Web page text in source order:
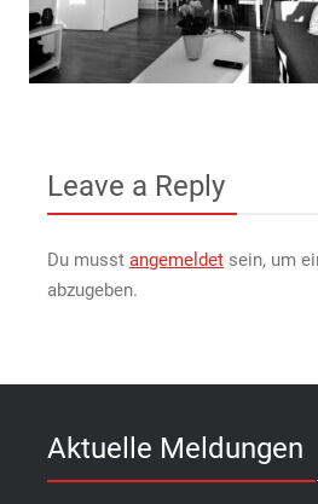
Leave a Reply
Du musst angemeldet sein, um
abzugeben.
Aktuelle Meldungen